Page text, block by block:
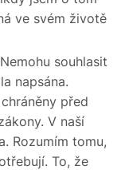
ve svém životě
souhlasit
napsána.
před
V naší
Rozumím tomu,
To, že